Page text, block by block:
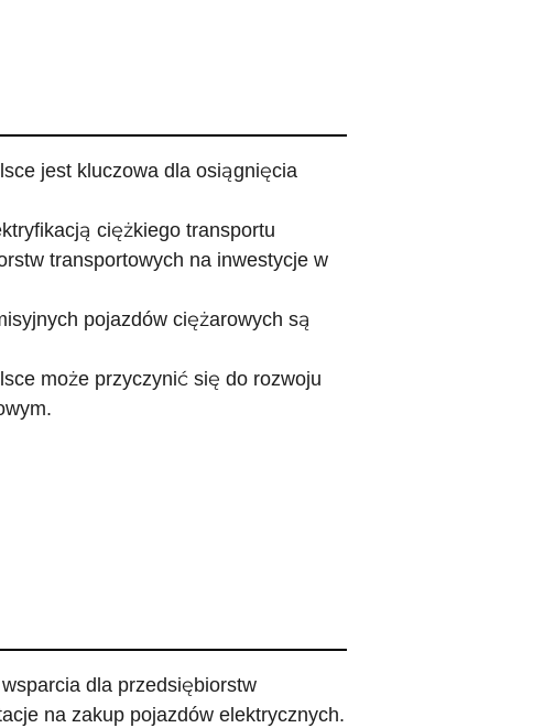
jest kluczowa dla osiągnięcia
ciężkiego transportu
transportowych na inwestycje w
pojazdów ciężarowych są
może przyczynić się do rozwoju
dla przedsiębiorstw
na zakup pojazdów elektrycznych.